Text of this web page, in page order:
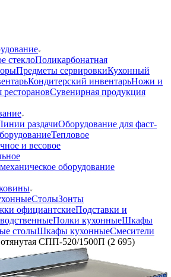
стеклоПоликарбонатная
Предметы сервировкиКухонный
Кондитерский инвентарьНожи и
Сувенирная продукция
раздачиОборудование для фаст-
Тепловое
и весовое
оборудование
СтолыЗонты
официантскиеПодставки и
Полки кухонныеШкафы
столыШкафы кухонныеСмесители
СПП-520/1500П (2 695)